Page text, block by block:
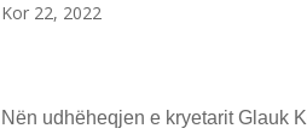
Kor 22, 2022
Nën udhëheqjen e kryetarit Glauk